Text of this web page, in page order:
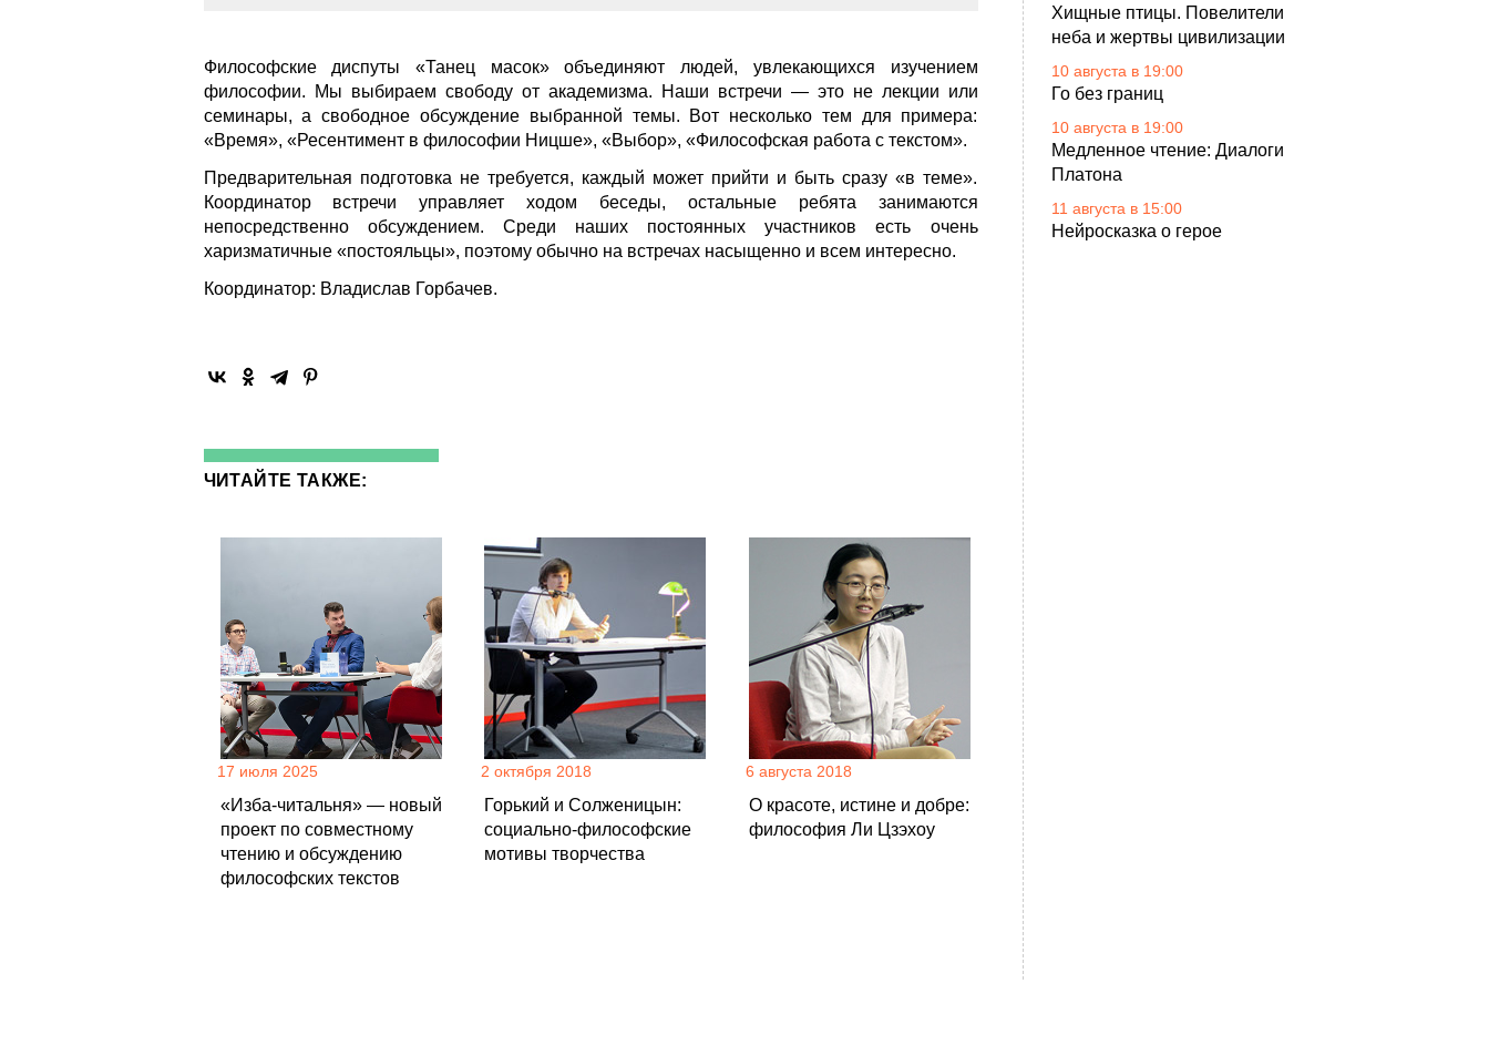
Философские диспуты «Танец масок» объединяют людей, увлекающихся изучением
философии. Мы выбираем свободу от академизма. Наши встречи — это не лекции или
семинары, а свободное обсуждение выбранной темы. Вот несколько тем для примера:
«Время», «Ресентимент в философии Ницше», «Выбор», «Философская работа с текстом».
Предварительная подготовка не требуется, каждый может прийти и быть сразу «в теме».
Координатор встречи управляет ходом беседы, остальные ребята занимаются
непосредственно обсуждением. Среди наших постоянных участников есть очень
харизматичные «постояльцы», поэтому обычно на встречах насыщенно и всем интересно.
Координатор: Владислав Горбачев.
Хищные птицы. Повелители
неба и жертвы цивилизации
10 августа в 19:00
Го без границ
10 августа в 19:00
Медленное чтение: Диалоги
Платона
11 августа в 15:00
Нейросказка о герое
ЧИТАЙТЕ ТАКЖЕ:
17 июля 2025
«Изба-читальня» — новый
проект по совместному
чтению и обсуждению
философских текстов
2 октября 2018
Горький и Солженицын:
социально-философские
мотивы творчества
6 августа 2018
О красоте, истине и добре:
философия Ли Цзэхоу